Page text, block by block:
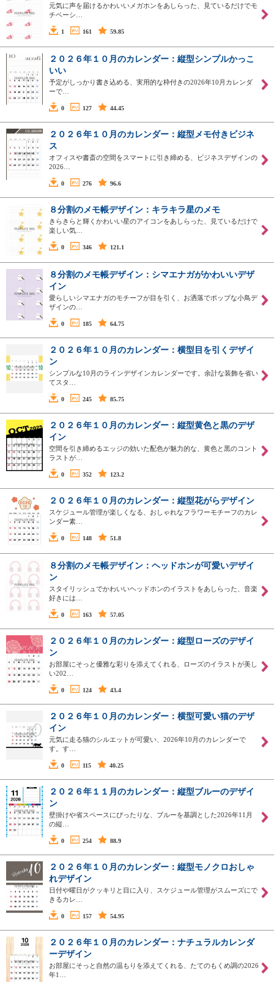
元気に声を届けるかわいいメガホンをあしらった、見ているだけでモ
チベーシ…
1 161 59.85
２０２６年１０月のカレンダー：縦型シンプルかっこ
いい
予定がしっかり書き込める、実用的な枠付きの2026年10月カレンダ
ーで…
0 127 44.45
２０２６年１０月のカレンダー：縦型メモ付きビジネ
ス
オフィスや書斎の空間をスマートに引き締める、ビジネスデザインの
2026…
0 276 96.6
８分割のメモ帳デザイン：キラキラ星のメモ
きらきらと輝くかわいい星のアイコンをあしらった、見ているだけで
楽しい気…
0 346 121.1
８分割のメモ帳デザイン：シマエナガがかわいいデザ
イン
愛らしいシマエナガのモチーフが目を引く、お洒落でポップな小鳥デ
ザインの…
0 185 64.75
２０２６年１０月のカレンダー：横型目を引くデザイ
ン
シンプルな10月のラインデザインカレンダーです。余計な装飾を省い
てスタ…
0 245 85.75
２０２６年１０月のカレンダー：縦型黄色と黒のデザ
イン
空間を引き締めるエッジの効いた配色が魅力的な、黄色と黒のコント
ラストが…
0 352 123.2
２０２６年１０月のカレンダー：縦型花がらデザイン
スケジュール管理が楽しくなる、おしゃれなフラワーモチーフのカレ
ンダー素…
0 148 51.8
８分割のメモ帳デザイン：ヘッドホンが可愛いデザイ
ン
スタイリッシュでかわいいヘッドホンのイラストをあしらった、音楽
好きには…
0 163 57.05
２０２６年１０月のカレンダー：縦型ローズのデザイ
ン
お部屋にそっと優雅な彩りを添えてくれる、ローズのイラストが美し
い202…
0 124 43.4
２０２６年１０月のカレンダー：横型可愛い猫のデザ
イン
元気に走る猫のシルエットが可愛い、2026年10月のカレンダーで
す。す…
0 115 40.25
２０２６年１１月のカレンダー：縦型ブルーのデザイ
ン
壁掛けや省スペースにぴったりな、ブルーを基調とした2026年11月
の縦…
0 254 88.9
２０２６年１０月のカレンダー：縦型モノクロおしゃ
れデザイン
日付や曜日がクッキリと目に入り、スケジュール管理がスムーズにで
きるカレ…
0 157 54.95
２０２６年１０月のカレンダー：ナチュラルカレンダ
ーデザイン
お部屋にそっと自然の温もりを添えてくれる、たてのもくめ調の2026
年1…